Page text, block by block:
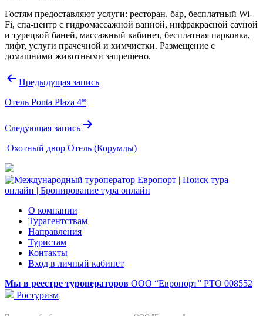
Гостям предоставляют услуги: ресторан, бар, бесплатный Wi-
Fi, спа-центр с гидромассажной ванной, инфракрасной сауной
и турецкой баней, массажный кабинет, бесплатная парковка,
лифт, услуги прачечной и химчистки. Размещение с
домашними животными запрещено.
Навигация
записям
Предыдущая запись
Отель Ponta Plaza 4*
Следующая запись
Охотный двор Отель (Корумды)
О компании
Турагентствам
Направления
Туристам
Контакты
Вход в личный кабинет
Мы в реестре туроператоров ООО “Европорт” РТО 008552
Ростуризм